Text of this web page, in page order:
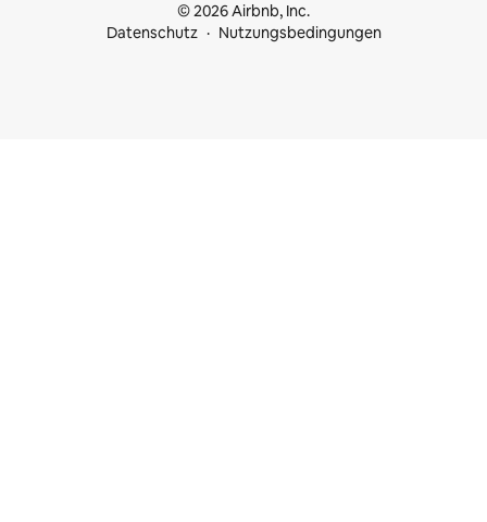
© 2026 Airbnb, Inc.
Datenschutz
Nutzungsbedingungen